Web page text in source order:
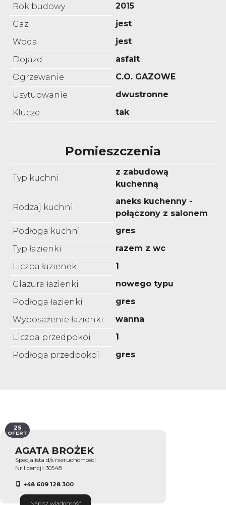
Rok budowy
2015
Gaz
jest
Woda
jest
Dojazd
asfalt
Ogrzewanie
C.O. GAZOWE
Usytuowanie
dwustronne
Klucze
tak
Pomieszczenia
Typ kuchni
z zabudową
kuchenną
Rodzaj kuchni
aneks kuchenny -
połączony z salonem
Podłoga kuchni
gres
Typ łazienki
razem z wc
Liczba łazienek
1
Glazura łazienki
nowego typu
Podłoga łazienki
gres
Wyposażenie łazienki
wanna
Liczba przedpokoi
1
Podłoga przedpokoi
gres
AGATA BROŻEK
Specjalista d/s nieruchomości
Nr licencji: 30548
+48 609 128 300
Napisz wiadomość
25
OFERT